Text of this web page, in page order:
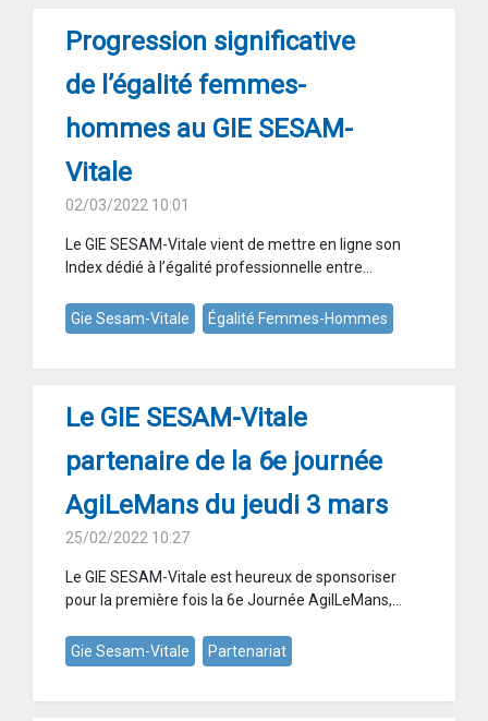
Progression significative
de l’égalité femmes-
hommes au GIE SESAM-
Vitale
02/03/2022 10:01
Le GIE SESAM-Vitale vient de mettre en ligne son
Index dédié à l’égalité professionnelle entre...
Gie Sesam-Vitale Égalité Femmes-Hommes
Le GIE SESAM-Vitale
partenaire de la 6e journée
AgiLeMans du jeudi 3 mars
25/02/2022 10:27
Le GIE SESAM-Vitale est heureux de sponsoriser
pour la première fois la 6e Journée AgilLeMans,...
Gie Sesam-Vitale Partenariat